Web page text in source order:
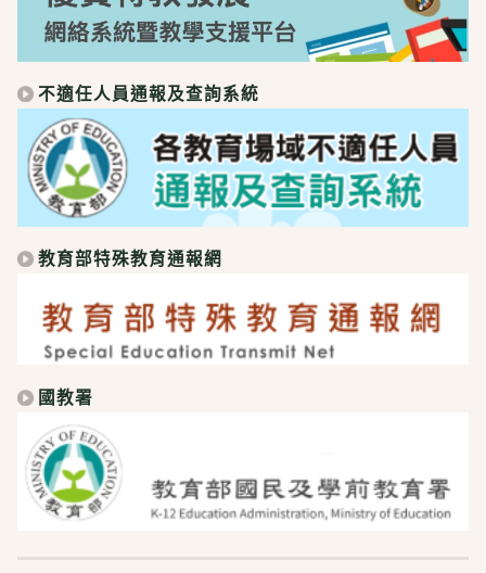
不適任人員通報及查詢系統
教育部特殊教育通報網
國教署